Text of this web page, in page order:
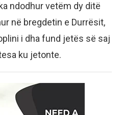
ndodhur vetëm dy ditë
në bregdetin e Durrësit,
i dha fund jetës së saj
ku jetonte.